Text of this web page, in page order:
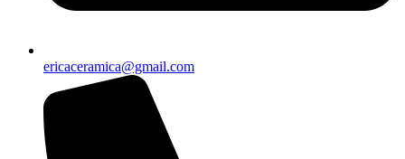
ericaceramica@gmail.com